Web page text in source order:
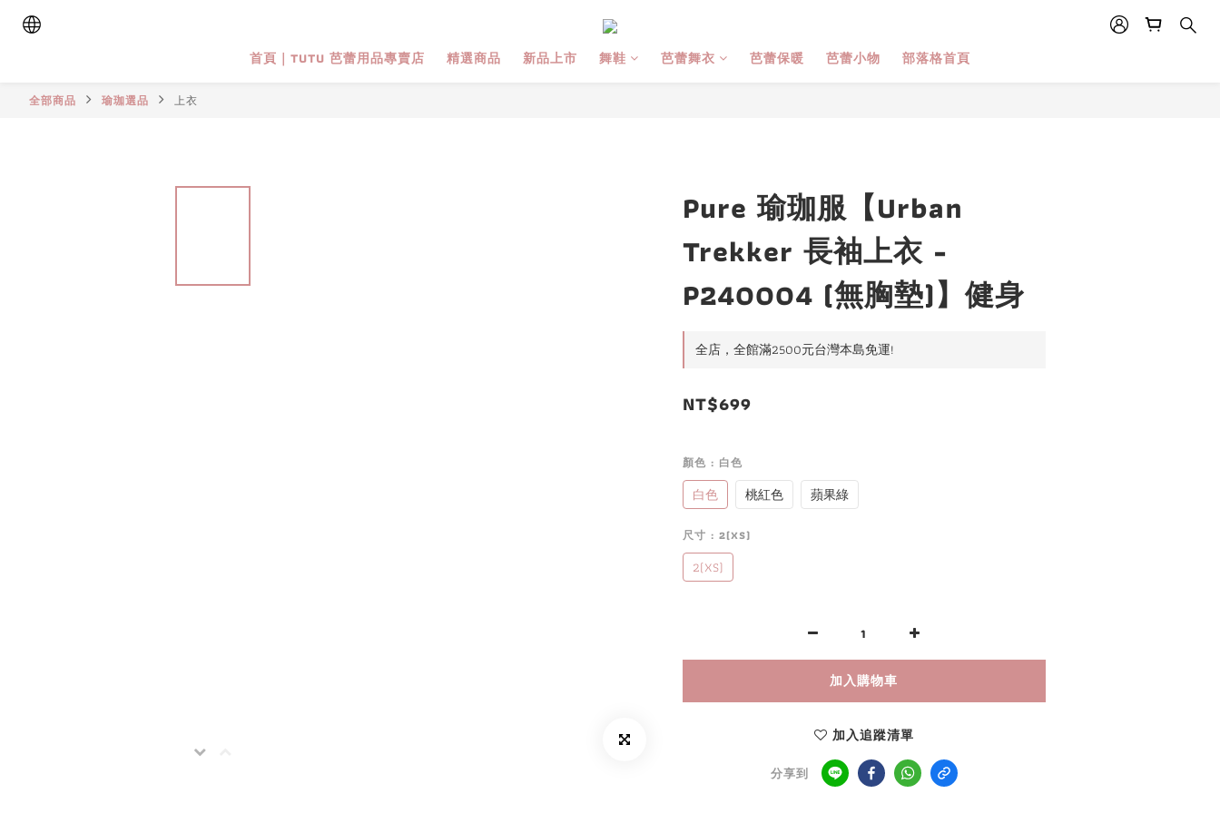
首頁｜TUTU 芭蕾用品專賣店 精選商品 新品上市 舞鞋 芭蕾舞衣 芭蕾保暖 芭蕾小物 部落格首頁
全部商品 瑜珈選品 上衣
Pure 瑜珈服【Urban
Trekker 長袖上衣 -
P240004 (無胸墊)】健身
全店，全館滿2500元台灣本島免運!
NT$699
顏色 : 白色
白色 桃紅色 蘋果綠
尺寸 : 2(XS)
2(XS)
加入購物車
加入追蹤清單
分享到